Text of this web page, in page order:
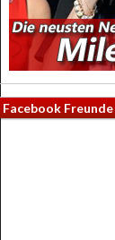
Facebook Freunde